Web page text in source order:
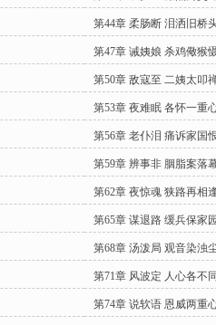
第44章 柔肠断 泪洒旧桥
第47章 诫姨娘 杀鸡儆猴
第50章 敌寇至 二姨太叩
第53章 夜难眠 各怀一重
第56章 老仆泪 痛诉家国
第59章 辨事非 胭脂案落
第62章 夜惊魂 狭路再相
第65章 谋退路 缓兵保家园
第68章 汤泼局 观音染浊
第71章 风波定 人心各不同
第74章 说软语 恩威两重